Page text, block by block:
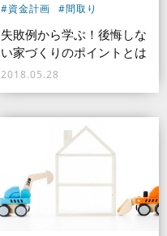
#資金計画
#間取り
失敗例から学ぶ！後悔しな
い家づくりのポイントとは
2018.05.28